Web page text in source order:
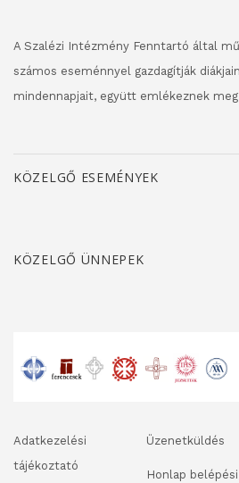
A Szalézi Intézmény Fenntartó által
számos eseménnyel gazdagítják
mindennapjait, együtt emlékeznek
KÖZELGŐ ESEMÉNYEK
KÖZELGŐ ÜNNEPEK
Adatkezelési
tájékoztató
Üzenetküldés
Honlap belépési